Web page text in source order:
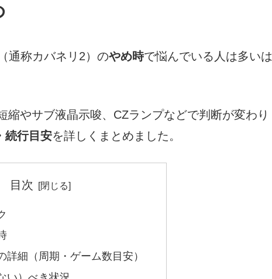
通称カバネリ2）のやめ時で悩んでいる人は多いは
縮やサブ液晶示唆、CZランプなどで判断が変わり
続行目安を詳しくまとめました。
目次
詳細（周期・ゲーム数目安）